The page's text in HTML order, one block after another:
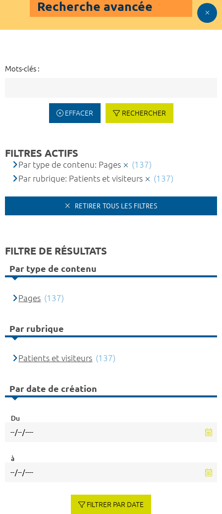
Recherche avancée
Mots-clés :
EFFACER RECHERCHER
FILTRES ACTIFS
Par type de contenu: Pages
(137)
Par rubrique: Patients et visiteurs
(137)
RETIRER TOUS LES FILTRES
FILTRE DE RÉSULTATS
Par type de contenu
Pages (137)
Par rubrique
Patients et visiteurs (137)
Par date de création
Du
à
FILTRER PAR DATE